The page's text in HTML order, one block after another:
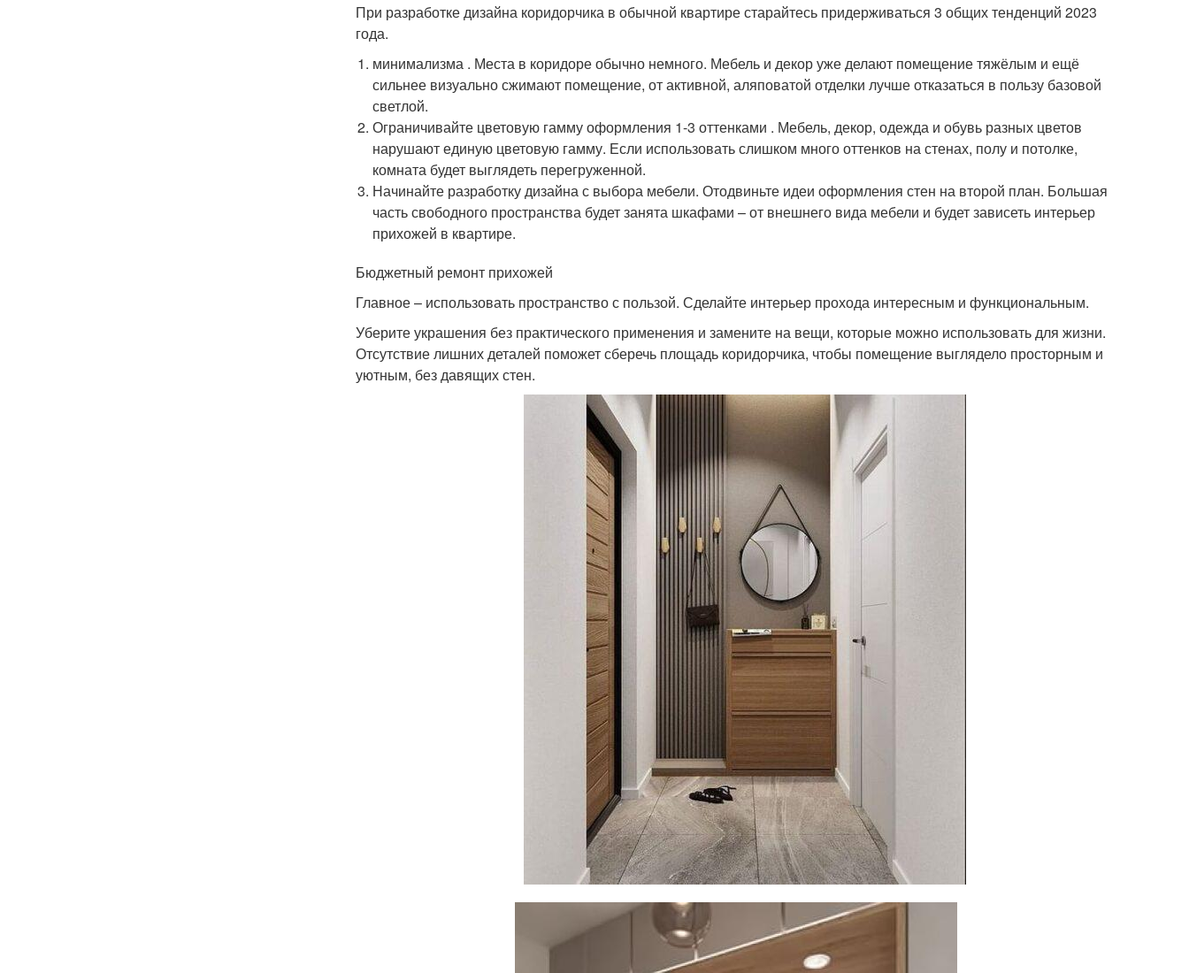
При разработке дизайна коридорчика в обычной квартире старайтесь придерживаться 3 общих тенденций 2023
года.
минимализма . Места в коридоре обычно немного. Мебель и декор уже делают помещение тяжёлым и ещё
сильнее визуально сжимают помещение, от активной, аляповатой отделки лучше отказаться в пользу базовой
светлой.
Ограничивайте цветовую гамму оформления 1-3 оттенками . Мебель, декор, одежда и обувь разных цветов
нарушают единую цветовую гамму. Если использовать слишком много оттенков на стенах, полу и потолке,
комната будет выглядеть перегруженной.
Начинайте разработку дизайна с выбора мебели. Отодвиньте идеи оформления стен на второй план. Большая
часть свободного пространства будет занята шкафами – от внешнего вида мебели и будет зависеть интерьер
прихожей в квартире.
Бюджетный ремонт прихожей
Главное – использовать пространство с пользой. Сделайте интерьер прохода интересным и функциональным.
Уберите украшения без практического применения и замените на вещи, которые можно использовать для жизни.
Отсутствие лишних деталей поможет сберечь площадь коридорчика, чтобы помещение выглядело просторным и
уютным, без давящих стен.